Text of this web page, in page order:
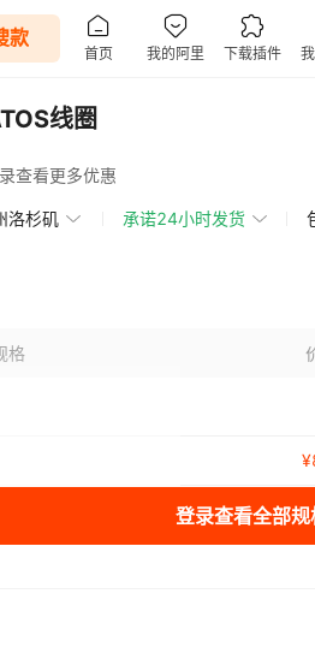
线圈
查看更多优惠
洛杉矶 承诺24小时发货
格
¥
登录查看全部规